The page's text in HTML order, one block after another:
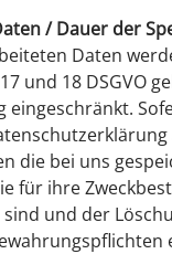
/ Dauer der
Daten
und 18 DSGVO
eingeschränkt.
die bei uns
für ihre
und der